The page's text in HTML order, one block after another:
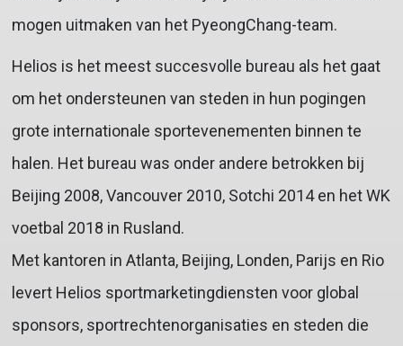
mogen uitmaken van het PyeongChang-team.
Helios is het meest succesvolle bureau als het gaat
om het ondersteunen van steden in hun pogingen
grote internationale sportevenementen binnen te
halen. Het bureau was onder andere betrokken bij
Beijing 2008, Vancouver 2010, Sotchi 2014 en het WK
voetbal 2018 in Rusland.
Met kantoren in Atlanta, Beijing, Londen, Parijs en Rio
levert Helios sportmarketingdiensten voor global
sponsors, sportrechtenorganisaties en steden die